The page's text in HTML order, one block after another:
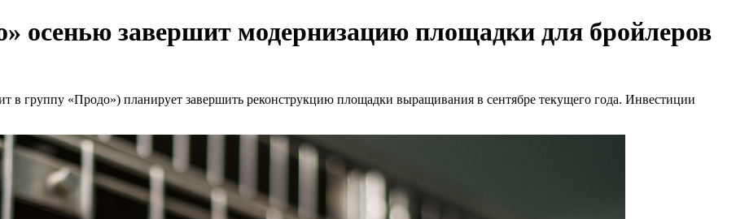
осенью завершит модернизацию площадки для бройлеров
в группу «Продо») планирует завершить реконструкцию площадки выращивания в сентябре текущего года. Инвестиции